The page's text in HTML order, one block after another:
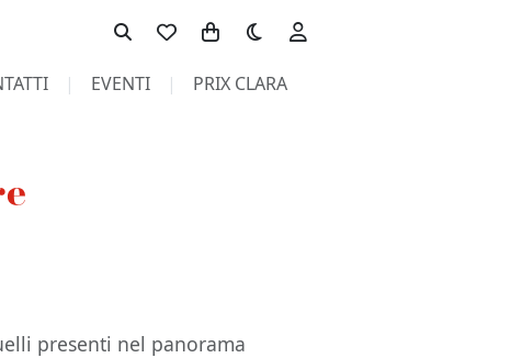
Toggle theme
EVENTI PRIX CLARA
presenti nel panorama